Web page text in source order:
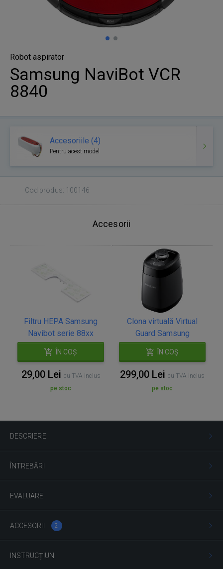
Robot aspirator
Samsung NaviBot VCR
8840
Accesoriile (4)
Pentru acest model
Cod produs: 100146
Accesorii
Filtru HEPA Samsung
Navibot serie 88xx
ÎN COȘ
29,00 Lei cu TVA inclus
pe stoc
Clona virtuală Virtual
Guard Samsung
ÎN COȘ
299,00 Lei cu TVA inclus
pe stoc
DESCRIERE
ÎNTREBĂRI
EVALUARE
ACCESORII 2
INSTRUCȚIUNI